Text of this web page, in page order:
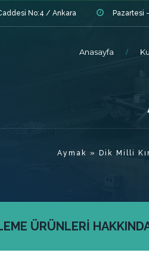
No:4 / Ankara Pazartesi
Anasayfa
Aymak » Dik Milli
ÜRÜNLERİ